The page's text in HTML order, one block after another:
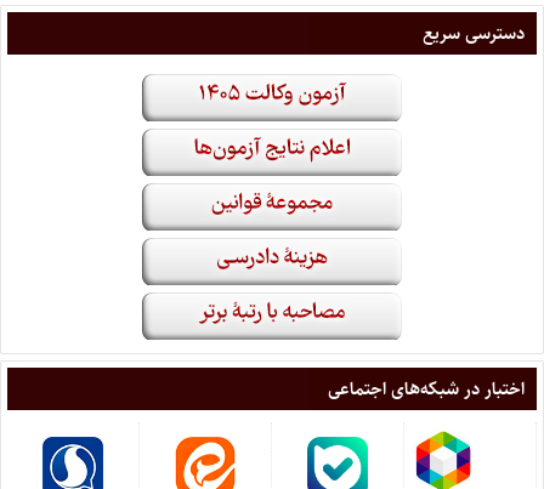
دسترسی سریع
اختبار در شبکه‌های اجتماعی